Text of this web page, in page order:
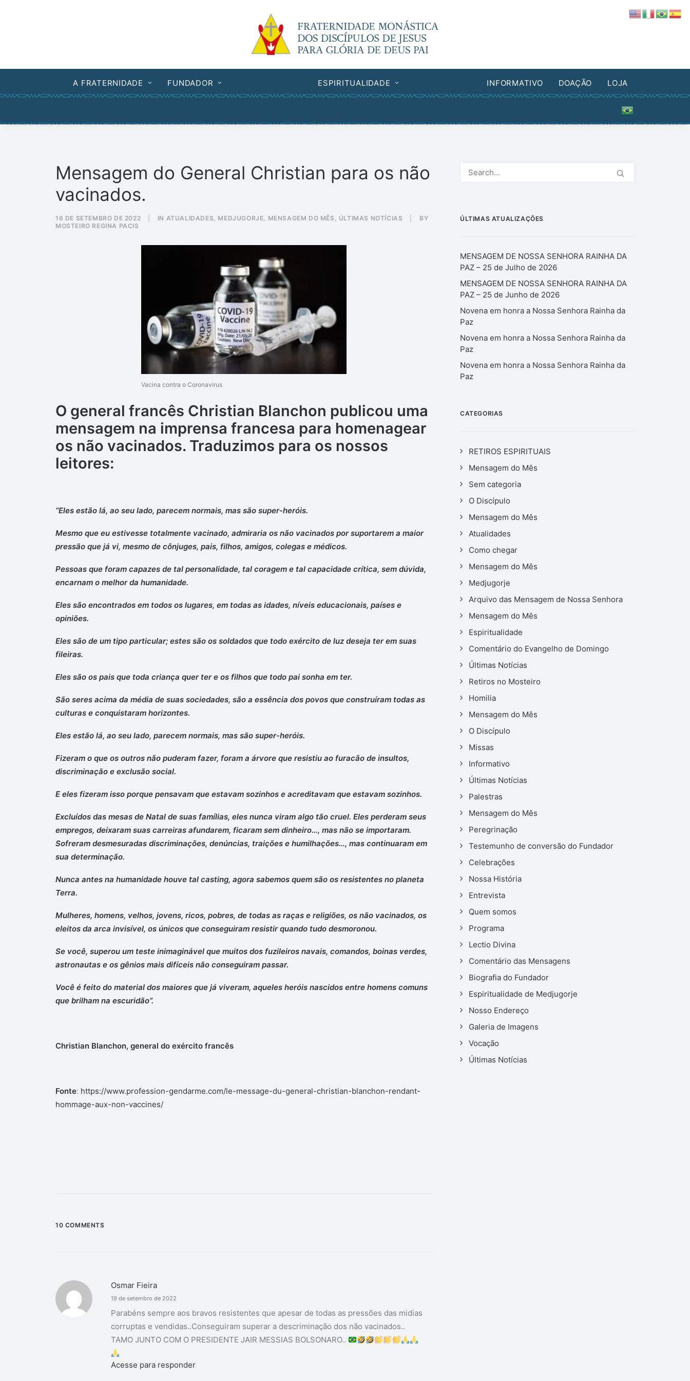
A FRATERNIDADE FUNDADOR ESPIRITUALIDADE INFORMATIVO DOAÇÃO LOJA
Mensagem do General Christian para os não
vacinados.
16 DE SETEMBRO DE 2022 IN ATUALIDADES, MEDJUGORJE, MENSAGEM DO MÊS , ÚLTIMAS NOTÍCIAS
BY
MOSTEIRO REGINA PACIS
Vacina contra o Coronavirus
O general francês Christian Blanchon publicou uma
mensagem na imprensa francesa para homenagear
os não vacinados. Traduzimos para os nossos
leitores:
“Eles estão lá, ao seu lado, parecem normais, mas são super-heróis.
Mesmo que eu estivesse totalmente vacinado, admiraria os não vacinados por suportarem a maior
pressão que já vi, mesmo de cônjuges, pais, filhos, amigos, colegas e médicos.
Pessoas que foram capazes de tal personalidade, tal coragem e tal capacidade crítica, sem dúvida,
encarnam o melhor da humanidade.
Eles são encontrados em todos os lugares, em todas as idades, níveis educacionais, países e
opiniões.
Eles são de um tipo particular; estes são os soldados que todo exército de luz deseja ter em suas
fileiras.
Eles são os pais que toda criança quer ter e os filhos que todo pai sonha em ter.
São seres acima da média de suas sociedades, são a essência dos povos que construíram todas as
culturas e conquistaram horizontes.
Eles estão lá, ao seu lado, parecem normais, mas são super-heróis.
Fizeram o que os outros não puderam fazer, foram a árvore que resistiu ao furacão de insultos,
discriminação e exclusão social.
E eles fizeram isso porque pensavam que estavam sozinhos e acreditavam que estavam sozinhos.
Excluídos das mesas de Natal de suas famílias, eles nunca viram algo tão cruel. Eles perderam seus
empregos, deixaram suas carreiras afundarem, ficaram sem dinheiro…, mas não se importaram.
Sofreram desmesuradas discriminações, denúncias, traições e humilhações…, mas continuaram em
sua determinação.
Nunca antes na humanidade houve tal casting, agora sabemos quem são os resistentes no planeta
Terra.
Mulheres, homens, velhos, jovens, ricos, pobres, de todas as raças e religiões, os não vacinados, os
eleitos da arca invisível, os únicos que conseguiram resistir quando tudo desmoronou.
Se você, superou um teste inimaginável que muitos dos fuzileiros navais, comandos, boinas verdes,
astronautas e os gênios mais difíceis não conseguiram passar.
Você é feito do material dos maiores que já viveram, aqueles heróis nascidos entre homens comuns
que brilham na escuridão”.
Christian Blanchon, general do exército francês
Fonte: https://www.profession-gendarme.com/le-message-du-general-christian-blanchon-rendant-
hommage-aux-non-vaccines/
10 COMMENTS
Osmar Fieira
19 de setembro de 2022
Parabéns sempre aos bravos resistentes que apesar de todas as pressões das midias
corruptas e vendidas..Conseguiram superar a descriminação dos não vacinados..
TAMO JUNTO COM O PRESIDENTE JAIR MESSIAS BOLSONARO..
Acesse para responder
ÚLTIMAS ATUALIZAÇÕES
MENSAGEM DE NOSSA SENHORA RAINHA DA
PAZ – 25 de Julho de 2026
MENSAGEM DE NOSSA SENHORA RAINHA DA
PAZ – 25 de Junho de 2026
Novena em honra a Nossa Senhora Rainha da
Paz
Novena em honra a Nossa Senhora Rainha da
Paz
Novena em honra a Nossa Senhora Rainha da
Paz
CATEGORIAS
RETIROS ESPIRITUAIS
Mensagem do Mês
Sem categoria
O Discípulo
Mensagem do Mês
Atualidades
Como chegar
Mensagem do Mês
Medjugorje
Arquivo das Mensagem de Nossa Senhora
Mensagem do Mês
Espiritualidade
Comentário do Evangelho de Domingo
Últimas Notícias
Retiros no Mosteiro
Homilia
Mensagem do Mês
O Discípulo
Missas
Informativo
Últimas Notícias
Palestras
Mensagem do Mês
Peregrinação
Testemunho de conversão do Fundador
Celebrações
Nossa História
Entrevista
Quem somos
Programa
Lectio Divina
Comentário das Mensagens
Biografia do Fundador
Espiritualidade de Medjugorje
Nosso Endereço
Galeria de Imagens
Vocação
Últimas Notícias